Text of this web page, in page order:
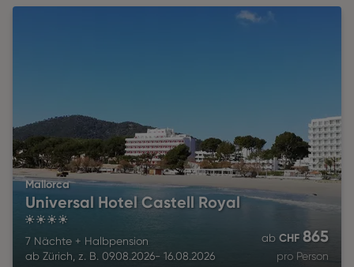
Mallorca
Universal Hotel Castell Royal
7 Nächte + Halbpension
ab Zürich z. B. 09.08.2026- 16.08.2026
ab CHF 865
pro Person